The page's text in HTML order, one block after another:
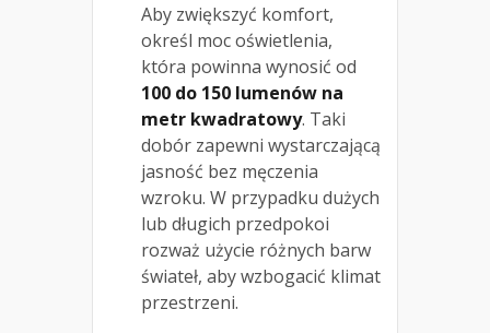
Aby zwiększyć komfort,
określ moc oświetlenia,
która powinna wynosić od
100 do 150 lumenów na
metr kwadratowy. Taki
dobór zapewni wystarczającą
jasność bez męczenia
wzroku. W przypadku dużych
lub długich przedpokoi
rozważ użycie różnych barw
świateł, aby wzbogacić klimat
przestrzeni.